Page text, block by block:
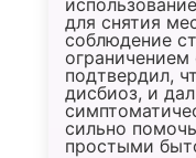
для снятия
соблюдение
подтвердил,
дисбиоз, и
сильно
простыми